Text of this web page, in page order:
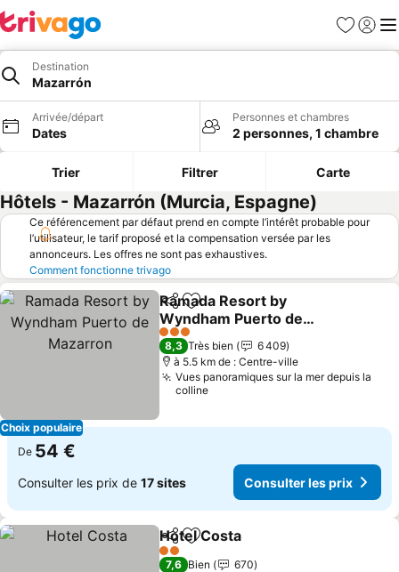
Favoris
Se
Destination
Mazarrón
Arrivée/départ
Dates
Personnes et chambres
2 personnes, 1 chambre
Trier Filtrer Carte
Hôtels - Mazarrón (Murcia, Espagne)
Ce référencement par défaut prend en compte l’intérêt probable pour
l’utilisateur, le tarif proposé et la compensation versée par les
annonceurs. Les offres ne sont pas exhaustives.
Comment fonctionne trivago
Choix populaire
PartagerAjouter à mes favoris
Ramada Resort by
Wyndham Puerto de
Mazarron
Consulter les prix
3 Étoiles
8,3 Très bien
6 409
à 5.5 km de : Centre-ville
Vues panoramiques sur la mer depuis la
colline
De 54 €
Consulter les prix de 17 sites Consulter les prix
PartagerAjouter à mes favoris
Hotel Costa
2 Étoiles
7,6 Bien
670